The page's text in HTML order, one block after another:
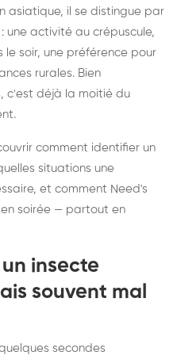
asiatique, il se distingue par
une activité au crépuscule,
le soir, une préférence pour
rurales. Bien
c'est déjà la moitié du
comment identifier un
situations une
et comment Need's
soirée — partout en
insecte
souvent mal
secondes